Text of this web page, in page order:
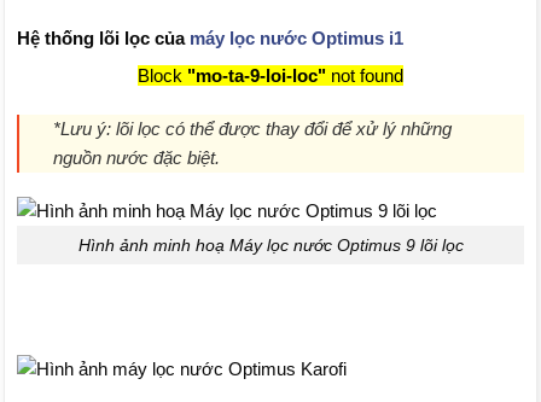
Hệ thống lõi lọc của máy lọc nước Optimus i1
Block "mo-ta-9-loi-loc" not found
*Lưu ý: lõi lọc có thể được thay đổi để xử lý những
nguồn nước đặc biệt.
Hình ảnh minh hoạ Máy lọc nước Optimus 9 lõi lọc